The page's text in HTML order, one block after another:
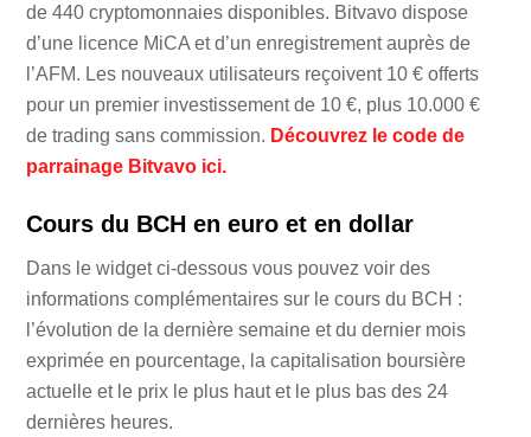
de 440 cryptomonnaies disponibles. Bitvavo dispose
d’une licence MiCA et d’un enregistrement auprès de
l’AFM. Les nouveaux utilisateurs reçoivent 10 € offerts
pour un premier investissement de 10 €, plus 10.000 €
de trading sans commission. Découvrez le code de
parrainage Bitvavo ici.
Cours du BCH en euro et en dollar
Dans le widget ci-dessous vous pouvez voir des
informations complémentaires sur le cours du BCH :
l’évolution de la dernière semaine et du dernier mois
exprimée en pourcentage, la capitalisation boursière
actuelle et le prix le plus haut et le plus bas des 24
dernières heures.